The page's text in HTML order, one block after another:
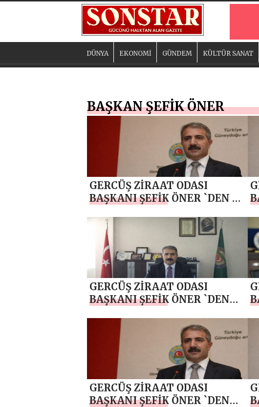
DÜNYA EKONOMİ GÜNDEM KÜLTÜR SANAT
BAŞKAN ŞEFİK ÖNER
GERCÜŞ ZİRAAT ODASI
BAŞKANI ŞEFİK ÖNER `DEN 24
BASIN BAYRAMI MESAJI
GERCÜŞ ZİRAAT ODASI
BAŞKANI ŞEFİK ÖNER `DEN
GERCÜŞ ZİRAAT ODASI
BAŞKANI ŞEFİK ÖNER `DEN